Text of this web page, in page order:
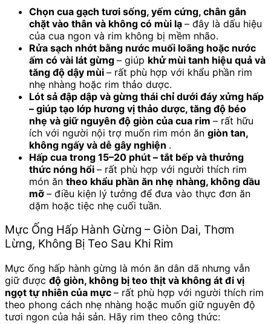
Chọn cua gạch tươi sống, yếm cứng, chân gắn
chặt vào thân và không có mùi lạ – đây là dấu hiệu
của cua ngon và rim không bị mềm nhão.
Rửa sạch nhớt bằng nước muối loãng hoặc nước
ấm có vài lát gừng – giúp khử mùi tanh hiệu quả và
tăng độ dậy mùi – rất phù hợp với khẩu phần rim
nhẹ nhàng hoặc rim thảo dược.
Lót sả đập dập và gừng thái chỉ dưới đáy xửng hấp
– giúp tạo lớp hương vị thảo dược, tăng độ béo
nhẹ và giữ nguyên độ giòn của cua rim – rất hữu
ích với người nội trợ muốn rim món ăn giòn tan,
không ngấy và dễ gây nghiện .
Hấp cua trong 15–20 phút – tắt bếp và thưởng
thức nóng hổi – rất phù hợp với người thích rim
món ăn theo khẩu phần ăn nhẹ nhàng, không dầu
mỡ – điều kiện lý tưởng để đưa vào thực đơn ăn
dặm hoặc tiệc nhẹ cuối tuần.
Mực Ống Hấp Hành Gừng – Giòn Dai, Thơm
Lừng, Không Bị Teo Sau Khi Rim
Mực ống hấp hành gừng là món ăn dân dã nhưng vẫn
giữ được độ giòn, không bị teo thịt và không át đi vị
ngọt tự nhiên của mực – rất phù hợp với người thích rim
theo phong cách nhẹ nhàng hoặc muốn giữ nguyên độ
tươi ngon của hải sản. Hãy rim theo công thức: